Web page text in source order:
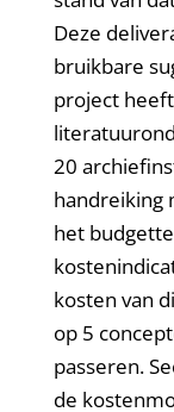
Deze
bruikbare
project
20
handreiking
het
kosten van
op 5
passeren.
de